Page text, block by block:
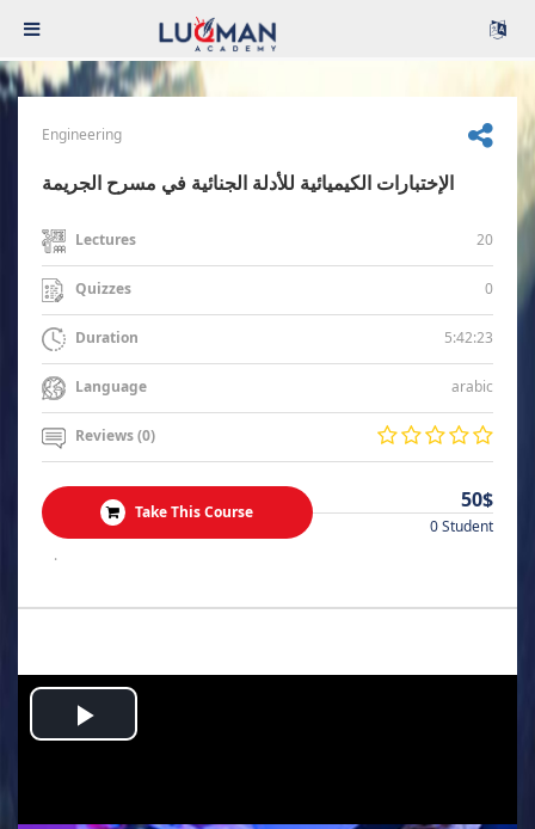
Engineering
الإختبارات الكيميائية للأدلة الجنائية في مسرح الجريمة
Lectures 20
Quizzes 0
Duration 5:42:23
Language arabic
Reviews (0)
Take This Course 50$
0 Student
.
Play